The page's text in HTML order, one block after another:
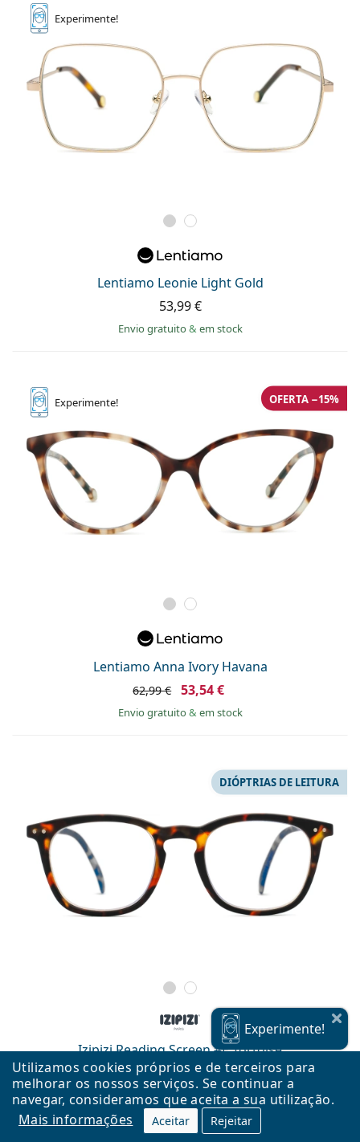
Utilizamos cookies próprios e de terceiros para
melhorar os nossos serviços. Se continuar a
navegar, consideramos que aceita a sua utilização.
Mais informações
Aceitar Rejeitar
Experimente!
Lentiamo Leonie Light Gold
53,99 €
Envio gratuito& em stock
Experimente!
Lentiamo Anna Ivory Havana
OFERTA −15%
62,99 € 53,54 €
Envio gratuito& em stock
Izipizi Reading Screen #E Tortoise
DIÓPTRIAS DE LEITURA
40,99 €
em stock
Experimente!